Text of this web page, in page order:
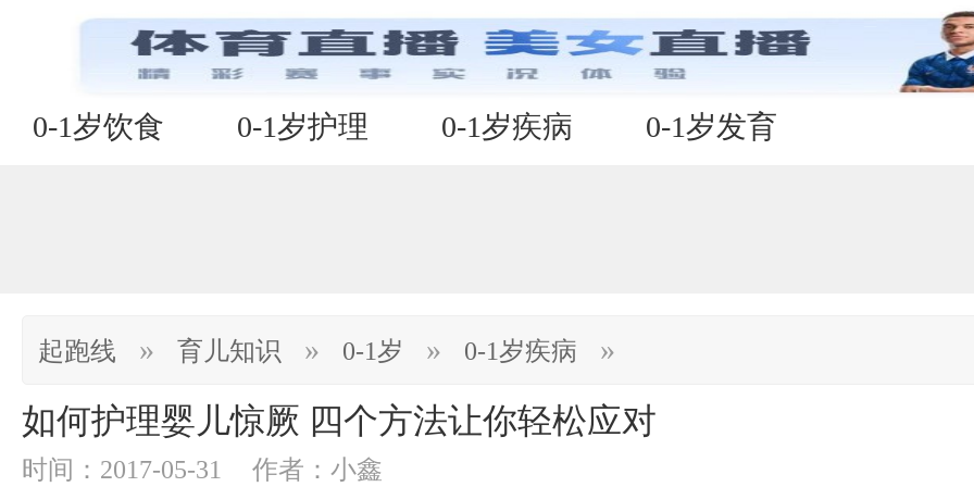
0-1岁饮食 0-1岁护理 0-1岁疾病 0-1岁发育
起跑线 » 育儿知识 » 0-1岁 » 0-1岁疾病 »
如何护理婴儿惊厥 四个方法让你轻松应对
时间：2017-05-31 作者：小鑫